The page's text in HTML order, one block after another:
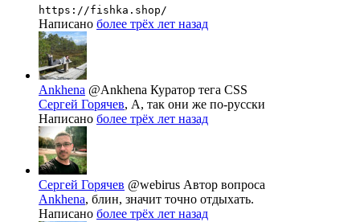
https://fishka.shop/
Написано более трёх лет назад
Ankhena @Ankhena Куратор тега CSS
Сергей Горячев, А, так они же по-русски
Написано более трёх лет назад
Сергей Горячев @webirus Автор вопроса
Ankhena, блин, значит точно отдыхать.
Написано более трёх лет назад